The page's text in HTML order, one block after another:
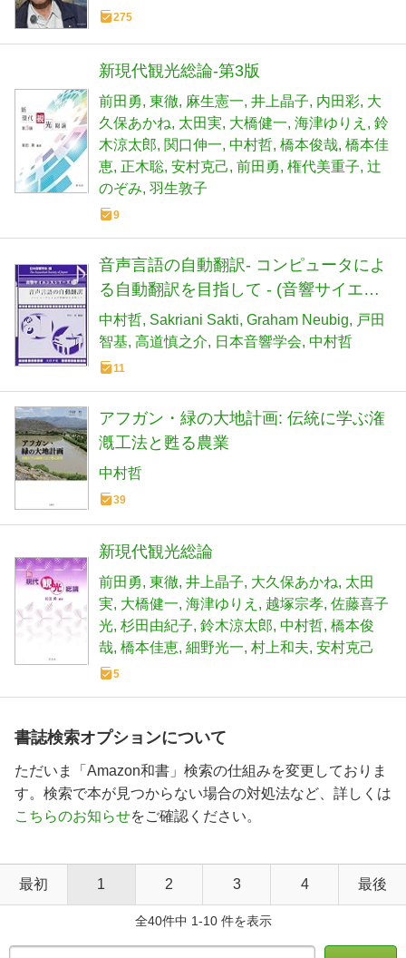
275
新現代観光総論-第3版
前田勇 東徹 麻生憲一 井上晶子 内田彩 大
久保あかね 太田実 大橋健一 海津ゆりえ
鈴
木涼太郎 関口伸一 中村哲 橋本俊哉 橋本佳
恵 正木聡 安村克己 前田勇 権代美重子 辻
のぞみ 羽生敦子
9
音声言語の自動翻訳- コンピュータによ
る自動翻訳を目指して - (音響サイエン
スシリーズ 18)
中村哲 Sakriani Sakti Graham Neubig
戸田
智基 高道慎之介 日本音響学会 中村哲
11
アフガン・緑の大地計画: 伝統に学ぶ潅
漑工法と甦る農業
中村哲
39
新現代観光総論
前田勇 東徹 井上晶子 大久保あかね 太田
実 大橋健一 海津ゆりえ 越塚宗孝 佐藤喜子
光 杉田由紀子 鈴木涼太郎 中村哲 橋本俊
哉 橋本佳恵 細野光一 村上和夫 安村克己
5
書誌検索オプションについて
ただいま「Amazon和書」検索の仕組みを変更しておりま
す。検索で本が見つからない場合の対処法など、詳しくは
こちらのお知らせをご確認ください。
最初 1 2 3 4 最後
全40件中 1-10 件を表示